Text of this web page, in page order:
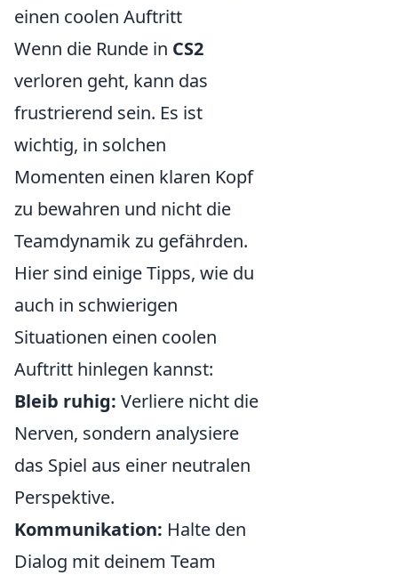
einen coolen Auftritt
Wenn die Runde in CS2
verloren geht, kann das
frustrierend sein. Es ist
wichtig, in solchen
Momenten einen klaren Kopf
zu bewahren und nicht die
Teamdynamik zu gefährden.
Hier sind einige Tipps, wie du
auch in schwierigen
Situationen einen coolen
Auftritt hinlegen kannst:
Bleib ruhig: Verliere nicht die
Nerven, sondern analysiere
das Spiel aus einer neutralen
Perspektive.
Kommunikation: Halte den
Dialog mit deinem Team